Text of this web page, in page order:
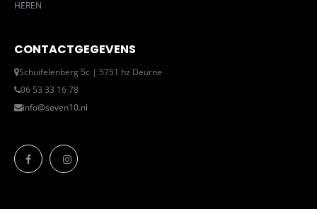
HEREN
CONTACTGEGEVENS
Schuifelenberg 5c | 5751 hz Deurne
06 53 33 16 78
info@seven10.nl